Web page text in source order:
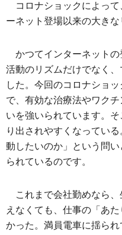
コロナショックによっ
ーネット登場以来の大きな
かつてインターネット
活動のリズムだけでなく
した。今回のコロナショ
で、有効な治療法やワク
いを強いられています。
り出されやすくなってい
動したいのか」という問
られているのです。
これまで会社勤めなら
えなくても、仕事の「あ
かった。満員電車に揺ら